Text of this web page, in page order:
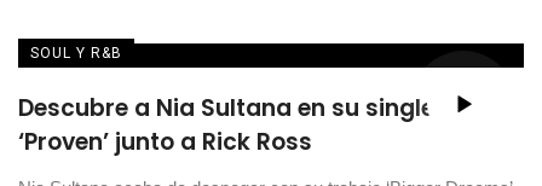
SOUL Y R&B
Descubre a Nia Sultana en su single
‘Proven’ junto a Rick Ross